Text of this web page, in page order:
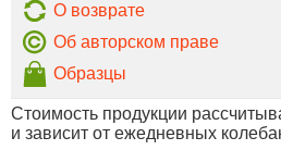
О возврате
Об авторском праве
Образцы
Стоимость продукции
и зависит от ежедневных